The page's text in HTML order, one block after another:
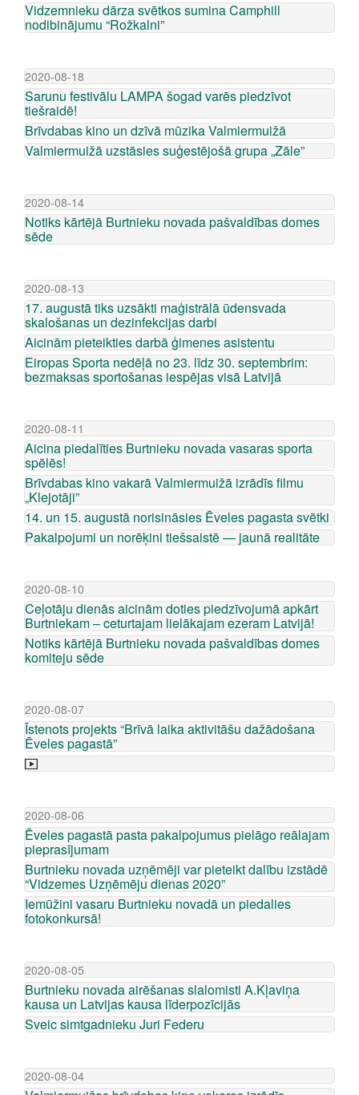
Vidzemnieku dārza svētkos sumina Camphill
nodibinājumu “Rožkalni”
2020-08-18
Sarunu festivālu LAMPA šogad varēs piedzīvot
tiešraidē!
Brīvdabas kino un dzīvā mūzika Valmiermuižā
Valmiermuižā uzstāsies suģestējošā grupa „Zāle”
2020-08-14
Notiks kārtējā Burtnieku novada pašvaldības domes
sēde
2020-08-13
17. augustā tiks uzsākti maģistrālā ūdensvada
skalošanas un dezinfekcijas darbi
Aicinām pieteikties darbā ģimenes asistentu
Eiropas Sporta nedēļā no 23. līdz 30. septembrim:
bezmaksas sportošanas iespējas visā Latvijā
2020-08-11
Aicina piedalīties Burtnieku novada vasaras sporta
spēlēs!
Brīvdabas kino vakarā Valmiermuižā izrādīs filmu
„Klejotāji”
14. un 15. augustā norisināsies Ēveles pagasta svētki
Pakalpojumi un norēķini tiešsaistē — jaunā realitāte
2020-08-10
Ceļotāju dienās aicinām doties piedzīvojumā apkārt
Burtniekam – ceturtajam lielākajam ezeram Latvijā!
Notiks kārtējā Burtnieku novada pašvaldības domes
komiteju sēde
2020-08-07
Īstenots projekts “Brīvā laika aktivitāšu dažādošana
Ēveles pagastā”
2020-08-06
Ēveles pagastā pasta pakalpojumus pielāgo reālajam
pieprasījumam
Burtnieku novada uzņēmēji var pieteikt dalību izstādē
“Vidzemes Uzņēmēju dienas 2020”
Iemūžini vasaru Burtnieku novadā un piedalies
fotokonkursā!
2020-08-05
Burtnieku novada airēšanas slalomisti A.Kļaviņa
kausa un Latvijas kausa līderpozīcijās
Sveic simtgadnieku Juri Federu
2020-08-04